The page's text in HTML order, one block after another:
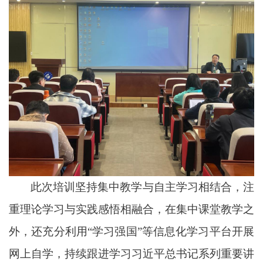
此次培训坚持集中教学与自主学习相结合，注
重理论学习与实践感悟相融合，在集中课堂教学之
外，还充分利用“学习强国”等信息化学习平台开展
网上自学，持续跟进学习习近平总书记系列重要讲